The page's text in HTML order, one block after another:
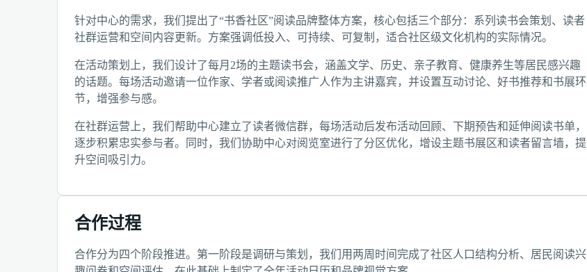
针对中心的需求，我们提出了“书香社区”阅读品牌整体方案，核心包括三个部分：系列读书会策划、读者
社群运营和空间内容更新。方案强调低投入、可持续、可复制，适合社区级文化机构的实际情况。
在活动策划上，我们设计了每月2场的主题读书会，涵盖文学、历史、亲子教育、健康养生等居民感兴趣
的话题。每场活动邀请一位作家、学者或阅读推广人作为主讲嘉宾，并设置互动讨论、好书推荐和书展环
节，增强参与感。
在社群运营上，我们帮助中心建立了读者微信群，每场活动后发布活动回顾、下期预告和延伸阅读书单，
逐步积累忠实参与者。同时，我们协助中心对阅览室进行了分区优化，增设主题书展区和读者留言墙，提
升空间吸引力。
合作过程
合作分为四个阶段推进。第一阶段是调研与策划，我们用两周时间完成了社区人口结构分析、居民阅读兴